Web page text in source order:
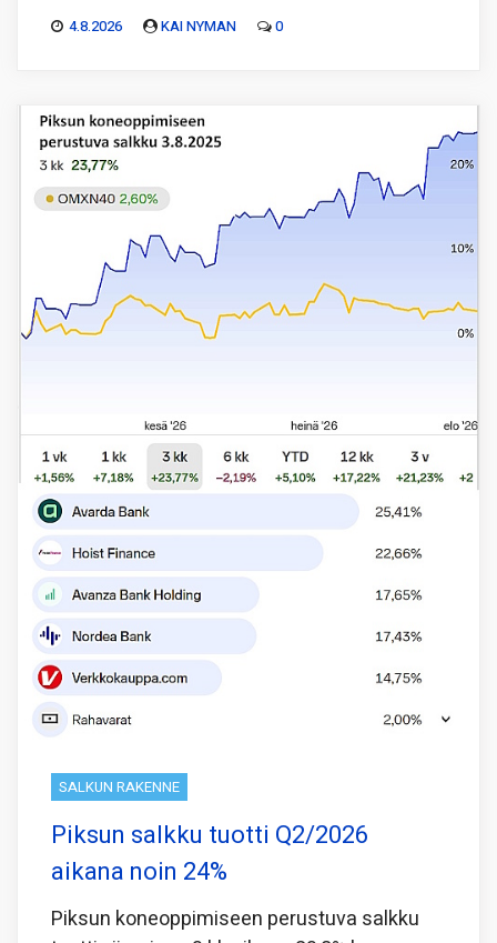
4.8.2026 KAI NYMAN 0
SALKUN RAKENNE
Piksun salkku tuotti Q2/2026
aikana noin 24%
Piksun koneoppimiseen perustuva salkku